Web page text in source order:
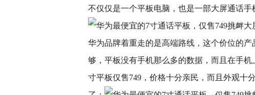
不仅仅是一个平板电脑，也是一部大屏通话手
华为品牌着重走的是高端路线，这个价位的
够，平板没有手机那么多的数据，而且在手
寸平板仅售749，价格十分亲民，而且外观十